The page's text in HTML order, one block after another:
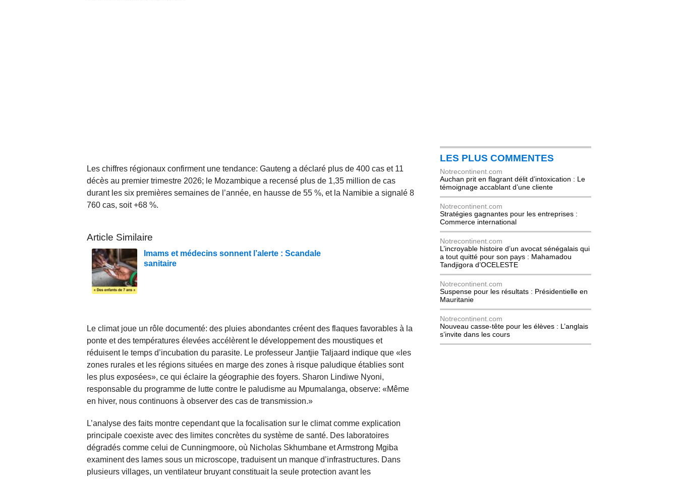
Les chiffres régionaux confirment une tendance: Gauteng a déclaré plus de 400 cas et 11
décès au premier trimestre 2026; le Mozambique a recensé plus de 1,35 million de cas
durant les six premières semaines de l’année, en hausse de 55 %, et la Namibie a signalé 8
760 cas, soit +68 %.
Article Similaire
Imams et médecins sonnent l’alerte : Scandale
sanitaire
Le climat joue un rôle documenté: des pluies abondantes créent des flaques favorables à la
ponte et des températures élevées accélèrent le développement des moustiques et
réduisent le temps d’incubation du parasite. Le professeur Jantjie Taljaard indique que «les
zones rurales et les régions situées en marge des zones à risque paludique établies sont
les plus exposées», ce qui éclaire la géographie des foyers. Sharon Lindiwe Nyoni,
responsable du programme de lutte contre le paludisme au Mpumalanga, observe: «Même
en hiver, nous continuons à observer des cas de transmission.»
L’analyse des faits montre cependant que la focalisation sur le climat comme explication
principale coexiste avec des limites concrètes du système de santé. Des laboratoires
dégradés comme celui de Cunningmoore, où Nicholas Skhumbane et Armstrong Mgiba
examinent des lames sous un microscope, traduisent un manque d’infrastructures. Dans
plusieurs villages, un ventilateur bruyant constituait la seule protection avant les
LES PLUS COMMENTES
Notrecontinent.com
Auchan prit en flagrant délit d’intoxication : Le
témoignage accablant d’une cliente
Notrecontinent.com
Stratégies gagnantes pour les entreprises :
Commerce international
Notrecontinent.com
L’incroyable histoire d’un avocat sénégalais qui
a tout quitté pour son pays : Mahamadou
Tandjigora d’OCELESTE
Notrecontinent.com
Suspense pour les résultats : Présidentielle en
Mauritanie
Notrecontinent.com
Nouveau casse-tête pour les élèves : L’anglais
s’invite dans les cours